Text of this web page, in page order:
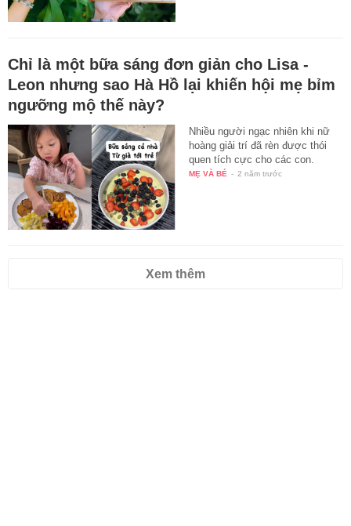
Chỉ là một bữa sáng đơn giản cho Lisa -
Leon nhưng sao Hà Hồ lại khiến hội mẹ bỉm
ngưỡng mộ thế này?
Nhiều người ngạc nhiên khi nữ
hoàng giải trí đã rèn được thói
quen tích cực cho các con.
MẸ VÀ BÉ - 2 năm trước
Xem thêm